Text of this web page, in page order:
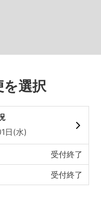
選択
日(水)
受付終了
受付終了